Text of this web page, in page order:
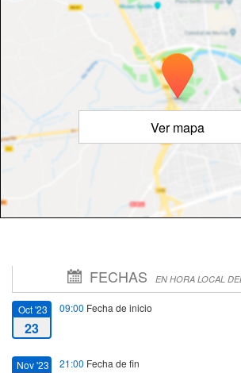
Ver mapa
FECHAS EN HORA LOCAL
Oct '23
23
09:00 Fecha de inicio
Nov '23 21:00 Fecha de fin